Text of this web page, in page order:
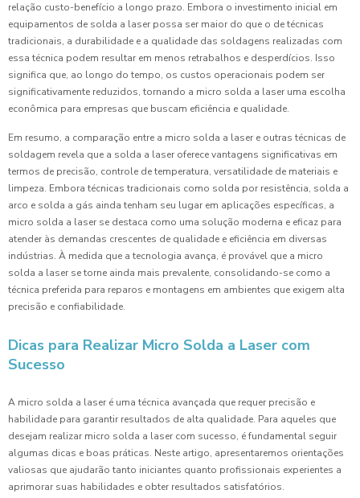
relação custo-benefício a longo prazo. Embora o investimento inicial em
equipamentos de solda a laser possa ser maior do que o de técnicas
tradicionais, a durabilidade e a qualidade das soldagens realizadas com
essa técnica podem resultar em menos retrabalhos e desperdícios. Isso
significa que, ao longo do tempo, os custos operacionais podem ser
significativamente reduzidos, tornando a micro solda a laser uma escolha
econômica para empresas que buscam eficiência e qualidade.
Em resumo, a comparação entre a micro solda a laser e outras técnicas de
soldagem revela que a solda a laser oferece vantagens significativas em
termos de precisão, controle de temperatura, versatilidade de materiais e
limpeza. Embora técnicas tradicionais como solda por resistência, solda a
arco e solda a gás ainda tenham seu lugar em aplicações específicas, a
micro solda a laser se destaca como uma solução moderna e eficaz para
atender às demandas crescentes de qualidade e eficiência em diversas
indústrias. À medida que a tecnologia avança, é provável que a micro
solda a laser se torne ainda mais prevalente, consolidando-se como a
técnica preferida para reparos e montagens em ambientes que exigem alta
precisão e confiabilidade.
Dicas para Realizar Micro Solda a Laser com
Sucesso
A micro solda a laser é uma técnica avançada que requer precisão e
habilidade para garantir resultados de alta qualidade. Para aqueles que
desejam realizar micro solda a laser com sucesso, é fundamental seguir
algumas dicas e boas práticas. Neste artigo, apresentaremos orientações
valiosas que ajudarão tanto iniciantes quanto profissionais experientes a
aprimorar suas habilidades e obter resultados satisfatórios.